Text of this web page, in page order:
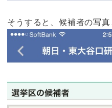
そうすると、候補者の写真